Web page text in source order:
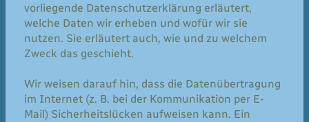
vorliegende Datenschutzerklärung erläutert,
welche Daten wir erheben und wofür wir sie
nutzen. Sie erläutert auch, wie und zu welchem
Zweck das geschieht.
Wir weisen darauf hin, dass die Datenübertragung
im Internet (z. B. bei der Kommunikation per E-
Mail) Sicherheitslücken aufweisen kann. Ein